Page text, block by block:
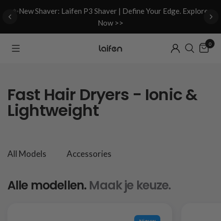
✨New Shaver: Laifen P3 Shaver | Define Your Edge. Explore
Now >>
0
Fast Hair Dryers - Ionic &
Lightweight
All Models Accessories
Alle modellen. Maak je keuze.